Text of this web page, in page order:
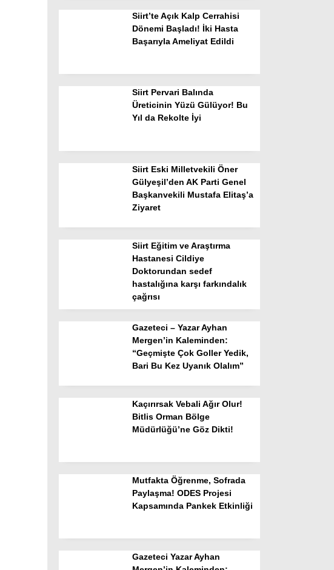
Siirt’te Açık Kalp Cerrahisi
Dönemi Başladı! İki Hasta
Başarıyla Ameliyat Edildi
Siirt Pervari Balında
Üreticinin Yüzü Gülüyor! Bu
Yıl da Rekolte İyi
Siirt Eski Milletvekili Öner
Gülyeşil’den AK Parti Genel
Başkanvekili Mustafa Elitaş’a
Ziyaret
Siirt Eğitim ve Araştırma
Hastanesi Cildiye
Doktorundan sedef
hastalığına karşı farkındalık
çağrısı
Gazeteci – Yazar Ayhan
Mergen’in Kaleminden:
“Geçmişte Çok Goller Yedik,
Bari Bu Kez Uyanık Olalım”
Kaçırırsak Vebali Ağır Olur!
Bitlis Orman Bölge
Müdürlüğü’ne Göz Dikti!
Mutfakta Öğrenme, Sofrada
Paylaşma! ODES Projesi
Kapsamında Pankek Etkinliği
Gazeteci Yazar Ayhan